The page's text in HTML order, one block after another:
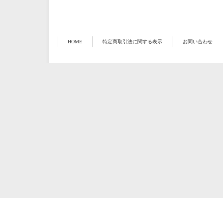
HOME 特定商取引法に関する表示 お問い合わせ